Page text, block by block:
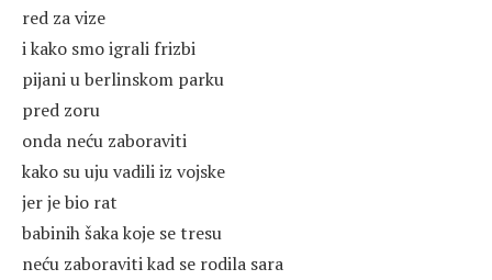
red za vize
i kako smo igrali frizbi
pijani u berlinskom parku
pred zoru
onda neću zaboraviti
kako su uju vadili iz vojske
jer je bio rat
babinih šaka koje se tresu
neću zaboraviti kad se rodila sara